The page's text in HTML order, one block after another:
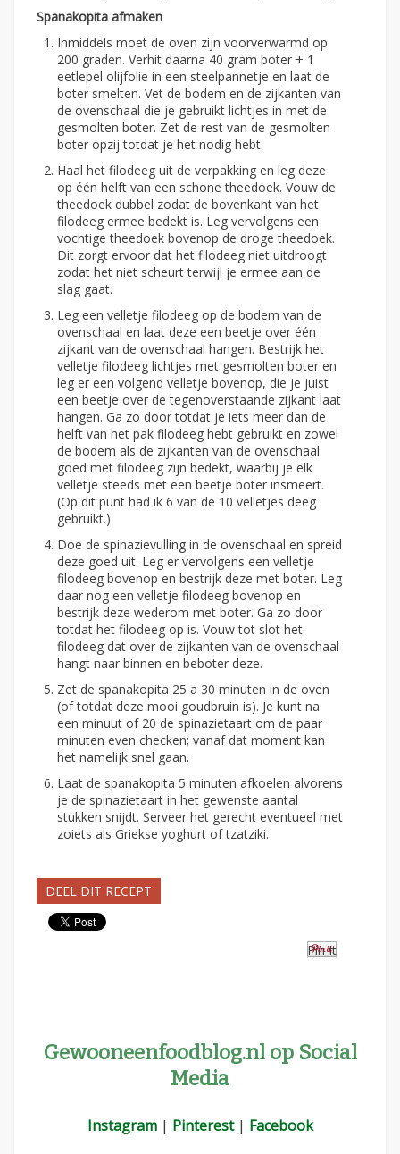
Spanakopita afmaken
Inmiddels moet de oven zijn voorverwarmd op
200 graden. Verhit daarna 40 gram boter + 1
eetlepel olijfolie in een steelpannetje en laat de
boter smelten. Vet de bodem en de zijkanten van
de ovenschaal die je gebruikt lichtjes in met de
gesmolten boter. Zet de rest van de gesmolten
boter opzij totdat je het nodig hebt.
Haal het filodeeg uit de verpakking en leg deze
op één helft van een schone theedoek. Vouw de
theedoek dubbel zodat de bovenkant van het
filodeeg ermee bedekt is. Leg vervolgens een
vochtige theedoek bovenop de droge theedoek.
Dit zorgt ervoor dat het filodeeg niet uitdroogt
zodat het niet scheurt terwijl je ermee aan de
slag gaat.
Leg een velletje filodeeg op de bodem van de
ovenschaal en laat deze een beetje over één
zijkant van de ovenschaal hangen. Bestrijk het
velletje filodeeg lichtjes met gesmolten boter en
leg er een volgend velletje bovenop, die je juist
een beetje over de tegenoverstaande zijkant laat
hangen. Ga zo door totdat je iets meer dan de
helft van het pak filodeeg hebt gebruikt en zowel
de bodem als de zijkanten van de ovenschaal
goed met filodeeg zijn bedekt, waarbij je elk
velletje steeds met een beetje boter insmeert.
(Op dit punt had ik 6 van de 10 velletjes deeg
gebruikt.)
Doe de spinazievulling in de ovenschaal en spreid
deze goed uit. Leg er vervolgens een velletje
filodeeg bovenop en bestrijk deze met boter. Leg
daar nog een velletje filodeeg bovenop en
bestrijk deze wederom met boter. Ga zo door
totdat het filodeeg op is. Vouw tot slot het
filodeeg dat over de zijkanten van de ovenschaal
hangt naar binnen en beboter deze.
Zet de spanakopita 25 a 30 minuten in de oven
(of totdat deze mooi goudbruin is). Je kunt na
een minuut of 20 de spinazietaart om de paar
minuten even checken; vanaf dat moment kan
het namelijk snel gaan.
Laat de spanakopita 5 minuten afkoelen alvorens
je de spinazietaart in het gewenste aantal
stukken snijdt. Serveer het gerecht eventueel met
zoiets als Griekse yoghurt of tzatziki.
DEEL DIT RECEPT
Pin It
Gewooneenfoodblog.nl op Social
Media
Instagram| Pinterest| Facebook